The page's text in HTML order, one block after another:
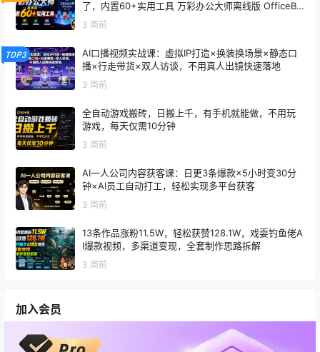
了，内置60+实用工具 万彩办公大师离线版 OfficeBo
3 周前
TOP3
AI口播视频实战课：虚拟IP打造×换装换场景×静态口
播×行走带货×双人访谈，不用真人出镜快速落地
3 周前
全自动游戏搬砖，日搬上千，有手机就能做，不用玩
游戏，每天仅需10分钟
3 周前
AI一人公司内容获客课：日更3条爆款×5小时变30分
钟×AI员工自动打工，轻松实现多平台获客
3 周前
13条作品涨粉11.5W，轻松获赞128.1W，戏耍钓鱼佬A
I爆款视频，多渠道变现，全套制作思路拆解
3 周前
加入会员